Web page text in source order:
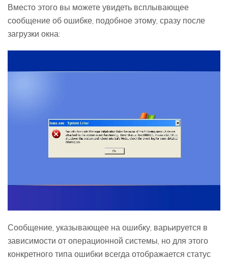
Вместо этого вы можете увидеть всплывающее
сообщение об ошибке, подобное этому, сразу после
загрузки окна:
Сообщение, указывающее на ошибку, варьируется в
зависимости от операционной системы, но для этого
конкретного типа ошибки всегда отображается статус